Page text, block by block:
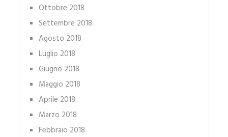
Ottobre 2018
Settembre 2018
Agosto 2018
Luglio 2018
Giugno 2018
Maggio 2018
Aprile 2018
Marzo 2018
Febbraio 2018